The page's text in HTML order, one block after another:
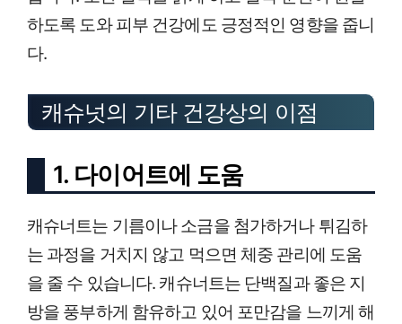
하도록 도와 피부 건강에도 긍정적인 영향을 줍니
다.
캐슈넛의 기타 건강상의 이점
1. 다이어트에 도움
캐슈너트는 기름이나 소금을 첨가하거나 튀김하
는 과정을 거치지 않고 먹으면 체중 관리에 도움
을 줄 수 있습니다. 캐슈너트는 단백질과 좋은 지
방을 풍부하게 함유하고 있어 포만감을 느끼게 해